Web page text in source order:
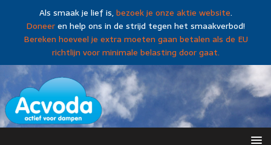
Als smaak je lief is,bezoek je onze aktie website.
Doneeren help ons in de strijd tegen het smaakverbod!
Bereken hoeveel je extra moeten gaan betalen als de EU
richtlijn voor minimale belasting door gaat.